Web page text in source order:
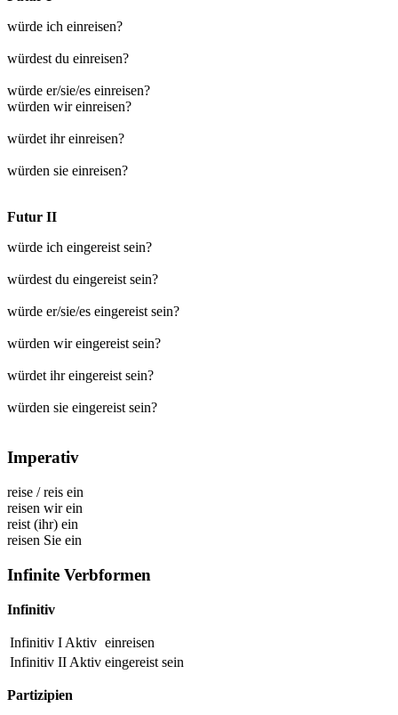
würde ich einreisen?
würdest du einreisen?
würde er/sie/es einreisen?
würden wir einreisen?
würdet ihr einreisen?
würden sie einreisen?
Futur II
würde ich eingereist sein?
würdest du eingereist sein?
würde er/sie/es eingereist sein?
würden wir eingereist sein?
würdet ihr eingereist sein?
würden sie eingereist sein?
Imperativ
reise /reis ein
reisen wir ein
reist (ihr) ein
reisen Sie ein
Infinite Verbformen
Infinitiv
Infinitiv I Aktiv einreisen
Infinitiv II Aktiv eingereist sein
Partizipien